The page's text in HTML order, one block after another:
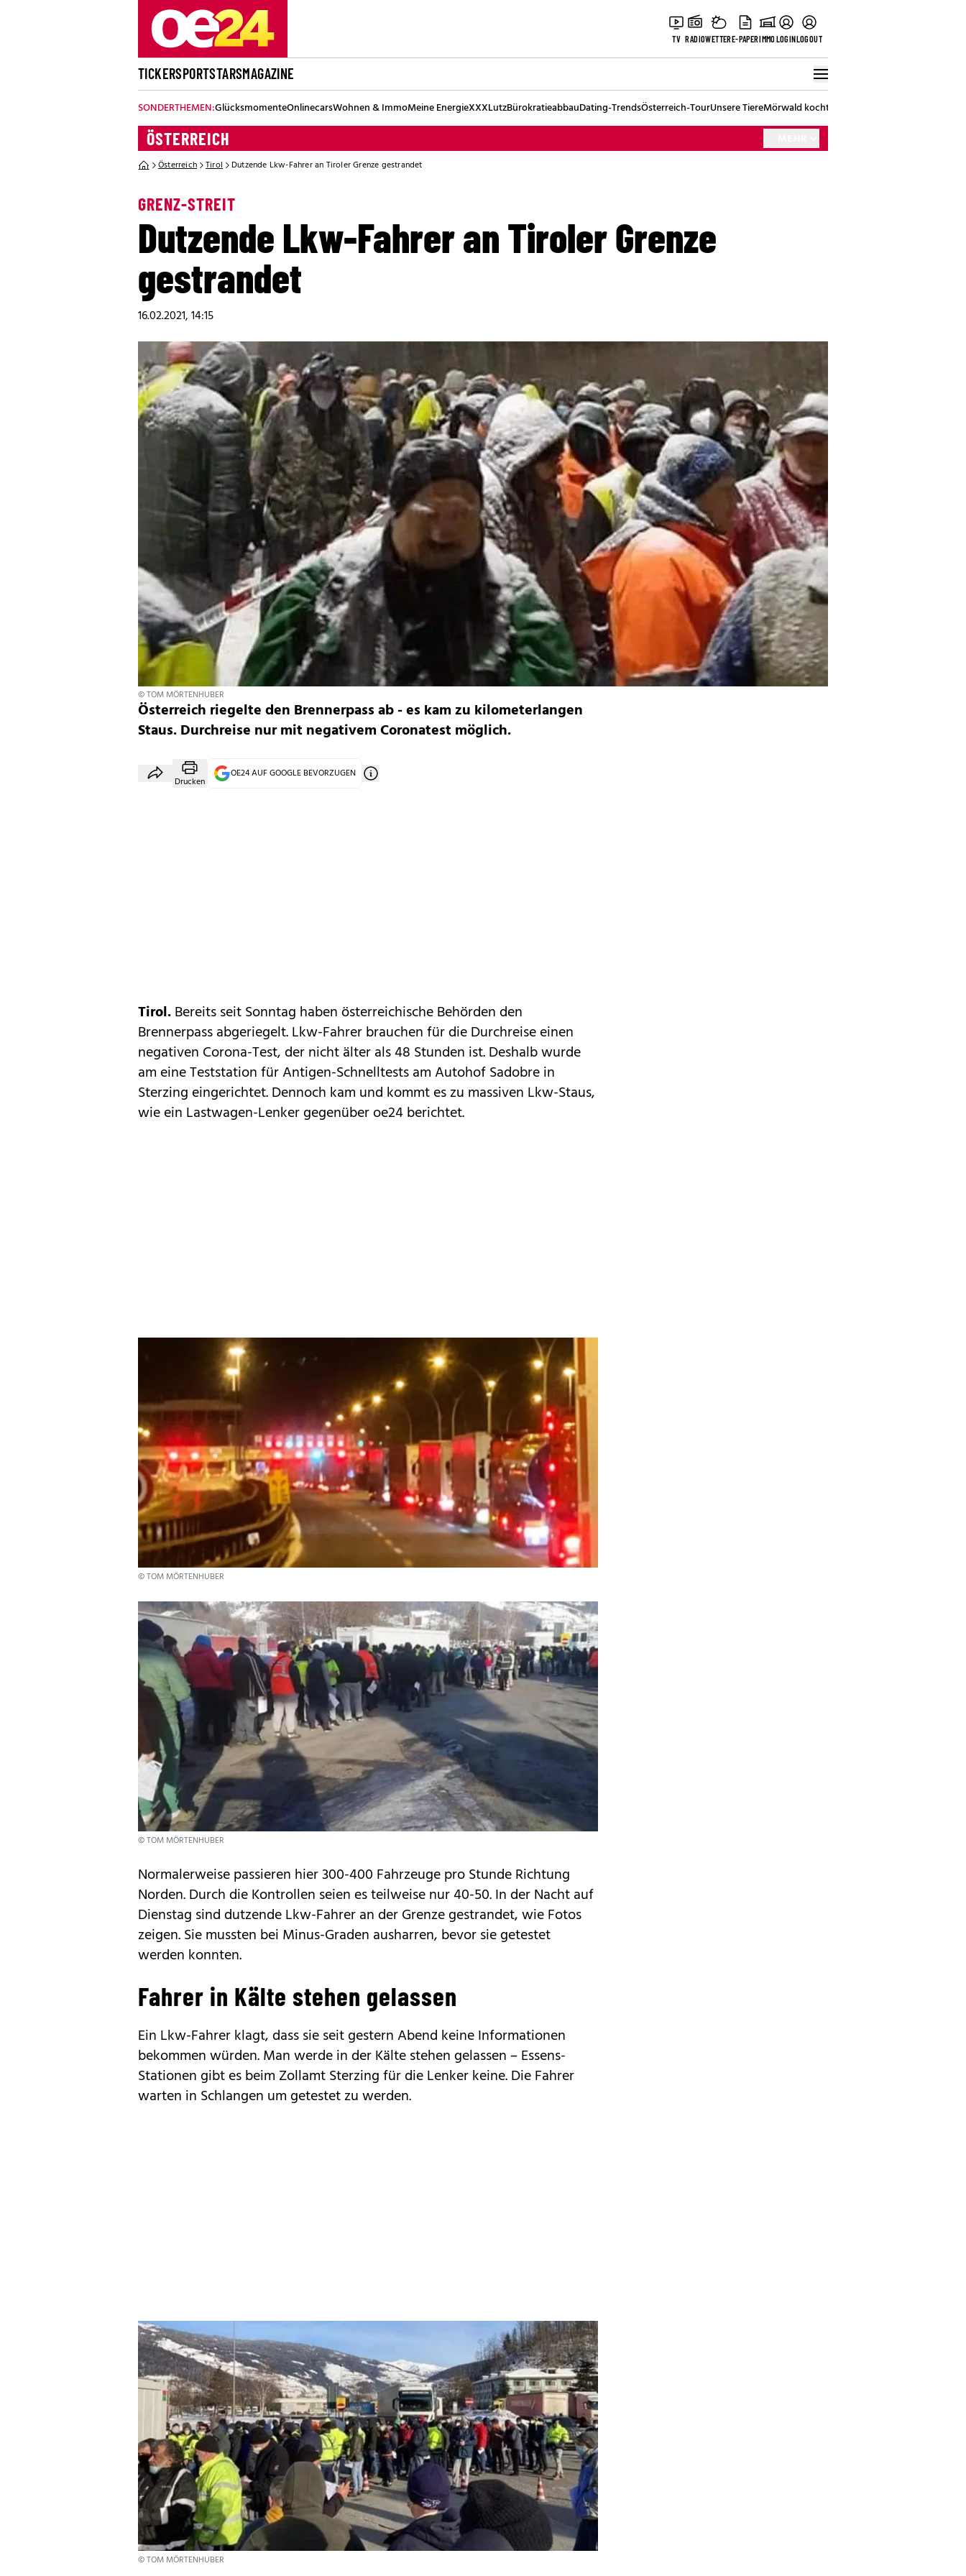
TV RADIOWETTERE-PAPERIMMOLOGINLOGOUT
TICKERSPORTSTARSMAGAZINE
SONDERTHEMEN:GlücksmomenteOnlinecarsWohnen & ImmoMeine EnergieXXXLutzBürokratieabbauDating-TrendsÖsterreich-TourUnsere TiereMörwald kocht
ÖSTERREICH
Österreich Tirol Dutzende Lkw-Fahrer an Tiroler Grenze gestrandet
GRENZ-STREIT
Dutzende Lkw-Fahrer an Tiroler Grenze
gestrandet
16.02.2021, 14:15
© TOM MÖRTENHUBER
Österreich riegelte den Brennerpass ab - es kam zu kilometerlangen
Staus. Durchreise nur mit negativem Coronatest möglich.
Drucken
OE24 AUF GOOGLE BEVORZUGEN
Tirol.Bereits seit Sonntag haben österreichische Behörden den
Brennerpass abgeriegelt. Lkw-Fahrer brauchen für die Durchreise einen
negativen Corona-Test, der nicht älter als 48 Stunden ist. Deshalb wurde
am eine Teststation für Antigen-Schnelltests am Autohof Sadobre in
Sterzing eingerichtet. Dennoch kam und kommt es zu massiven Lkw-Staus,
wie ein Lastwagen-Lenker gegenüber oe24 berichtet.
© TOM MÖRTENHUBER
© TOM MÖRTENHUBER
Normalerweise passieren hier 300-400 Fahrzeuge pro Stunde Richtung
Norden. Durch die Kontrollen seien es teilweise nur 40-50. In der Nacht auf
Dienstag sind dutzende Lkw-Fahrer an der Grenze gestrandet, wie Fotos
zeigen. Sie mussten bei Minus-Graden ausharren, bevor sie getestet
werden konnten.
Fahrer in Kälte stehen gelassen
Ein Lkw-Fahrer klagt, dass sie seit gestern Abend keine Informationen
bekommen würden. Man werde in der Kälte stehen gelassen – Essens-
Stationen gibt es beim Zollamt Sterzing für die Lenker keine. Die Fahrer
warten in Schlangen um getestet zu werden.
© TOM MÖRTENHUBER